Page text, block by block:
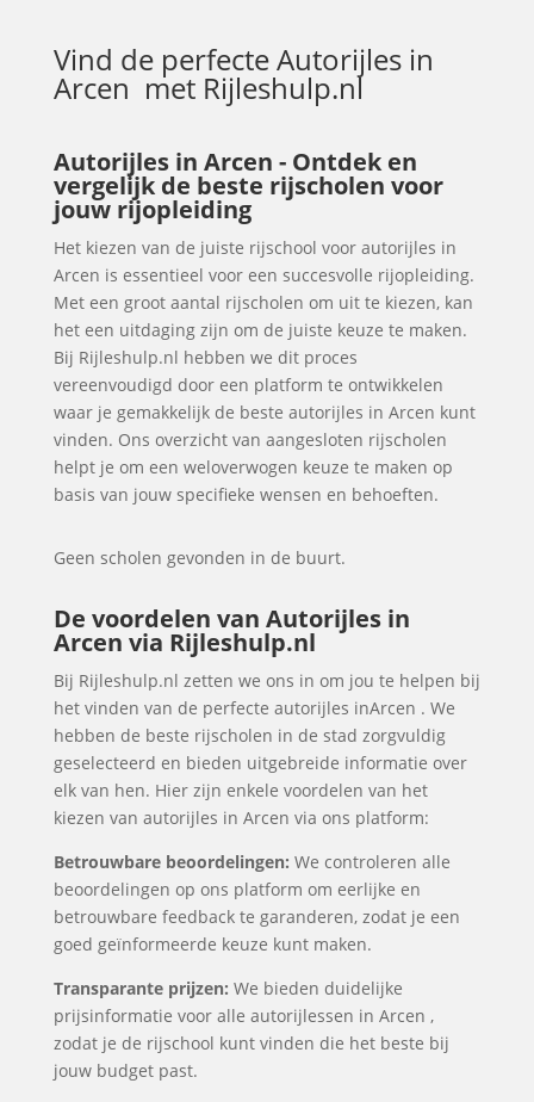
Vind de perfecteAutorijles in
Arcen met Rijleshulp.nl
Autorijles in Arcen - Ontdek en
vergelijk de beste rijscholen voor
jouw rijopleiding
Het kiezen van de juiste rijschool voor autorijles in
Arcen is essentieel voor een succesvolle rijopleiding.
Met een groot aantal rijscholen om uit te kiezen, kan
het een uitdaging zijn om de juiste keuze te maken.
Bij Rijleshulp.nl hebben we dit proces
vereenvoudigd door een platform te ontwikkelen
waar je gemakkelijk de beste autorijles in Arcen kunt
vinden. Ons overzicht van aangesloten rijscholen
helpt je om een weloverwogen keuze te maken op
basis van jouw specifieke wensen en behoeften.
Geen scholen gevonden in de buurt.
De voordelen van Autorijles in
Arcen via Rijleshulp.nl
Bij Rijleshulp.nl zetten we ons in om jou te helpen bij
het vinden van de perfecte autorijles inArcen . We
hebben de beste rijscholen in de stad zorgvuldig
geselecteerd en bieden uitgebreide informatie over
elk van hen. Hier zijn enkele voordelen van het
kiezen van autorijles in Arcen via ons platform:
Betrouwbare beoordelingen: We controleren alle
beoordelingen op ons platform om eerlijke en
betrouwbare feedback te garanderen, zodat je een
goed geïnformeerde keuze kunt maken.
Transparante prijzen: We bieden duidelijke
prijsinformatie voor alle autorijlessen in Arcen ,
zodat je de rijschool kunt vinden die het beste bij
jouw budget past.